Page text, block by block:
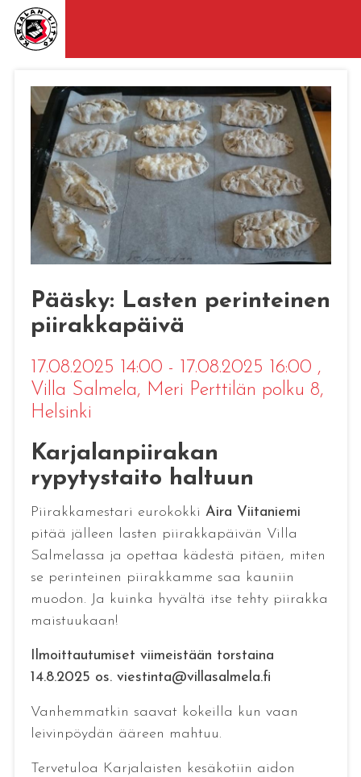
Pääsky: Lasten perinteinen
piirakkapäivä
17.08.2025 14:00 - 17.08.2025 16:00 ,
Villa Salmela, Meri Perttilän polku 8,
Helsinki
Karjalanpiirakan
rypytystaito haltuun
Piirakkamestari eurokokki Aira Viitaniemi
pitää jälleen lasten piirakkapäivän Villa
Salmelassa ja opettaa kädestä pitäen, miten
se perinteinen piirakkamme saa kauniin
muodon. Ja kuinka hyvältä itse tehty piirakka
maistuukaan!
Ilmoittautumiset viimeistään torstaina
14.8.2025 os. viestinta@villasalmela.fi
Vanhemmatkin saavat kokeilla kun vaan
leivinpöydän ääreen mahtuu.
Tervetuloa Karjalaisten kesäkotiin aidon